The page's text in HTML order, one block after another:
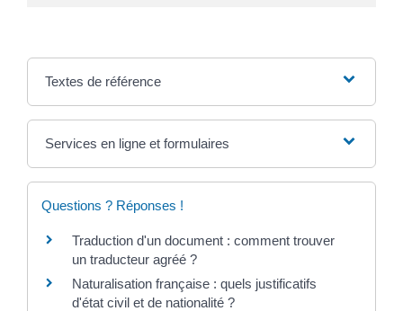
Textes de référence
Services en ligne et formulaires
Questions ? Réponses !
Traduction d'un document : comment trouver
un traducteur agréé ?
Naturalisation française : quels justificatifs
d'état civil et de nationalité ?